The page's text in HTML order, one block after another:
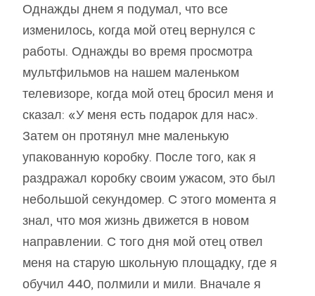
Однажды днем ​​я подумал, что все
изменилось, когда мой отец вернулся с
работы. Однажды во время просмотра
мультфильмов на нашем маленьком
телевизоре, когда мой отец бросил меня и
сказал: «У меня есть подарок для нас».
Затем он протянул мне маленькую
упакованную коробку. После того, как я
раздражал коробку своим ужасом, это был
небольшой секундомер. С этого момента я
знал, что моя жизнь движется в новом
направлении. С того дня мой отец отвел
меня на старую школьную площадку, где я
обучил 440, полмили и мили. Вначале я